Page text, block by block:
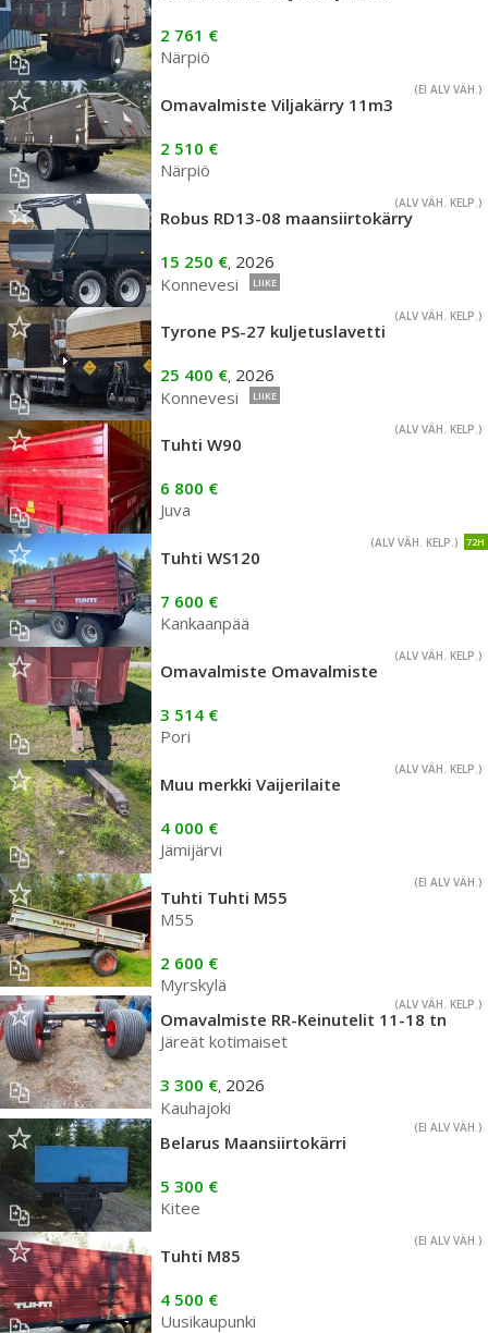
2 761 €
Närpiö
(EI ALV VÄH.)
Omavalmiste Viljakärry 11m3
2 510 €
Närpiö
(ALV VÄH. KELP.)
Robus RD13-08 maansiirtokärry
15 250 €, 2026
Konnevesi
LIIKE
(ALV VÄH. KELP.)
Tyrone PS-27 kuljetuslavetti
25 400 €, 2026
Konnevesi
LIIKE
(ALV VÄH. KELP.)
Tuhti W90
6 800 €
Juva
72H
(ALV VÄH. KELP.)
Tuhti WS120
7 600 €
Kankaanpää
(ALV VÄH. KELP.)
Omavalmiste Omavalmiste
3 514 €
Pori
(ALV VÄH. KELP.)
Muu merkki Vaijerilaite
4 000 €
Jämijärvi
(EI ALV VÄH.)
Tuhti Tuhti M55
M55
2 600 €
Myrskylä
(ALV VÄH. KELP.)
Omavalmiste RR-Keinutelit 11-18 tn
Järeät kotimaiset
3 300 €, 2026
Kauhajoki
(EI ALV VÄH.)
Belarus Maansiirtokärri
5 300 €
Kitee
(EI ALV VÄH.)
Tuhti M85
4 500 €
Uusikaupunki